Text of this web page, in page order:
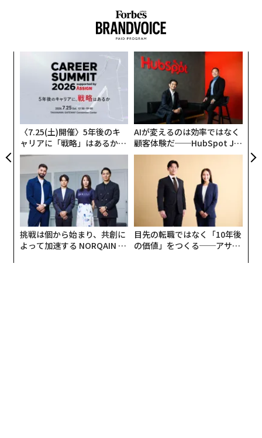
〈7.25(土)開催〉5年後のキ
ャリアに「戦略」はあるか。
トップエグゼクティブのキャ
リアに触れる1日│CAREER S
UMMIT 2026
AIが変えるのは効率ではなく
顧客体験だ──HubSpot Ja
panが語る「Grow Better」
な組織のつくり方
挑戦は個から始まり、共創に
よって加速する NORQAIN JA
目先の転職ではなく「10年後
の価値」をつくる──アサイ